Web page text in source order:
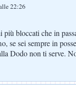
22:26
bloccati che in
se sei sempre in
Dodo non ti serve.